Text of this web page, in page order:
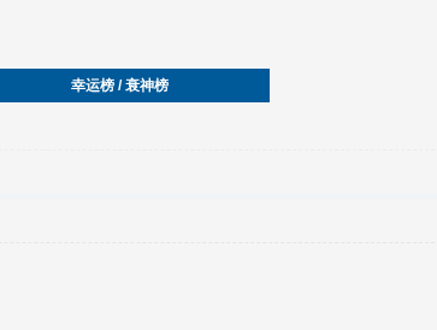
幸运榜 / 衰神榜